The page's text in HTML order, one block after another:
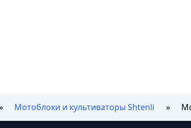
Мотоблоки и культиваторы Shtenli